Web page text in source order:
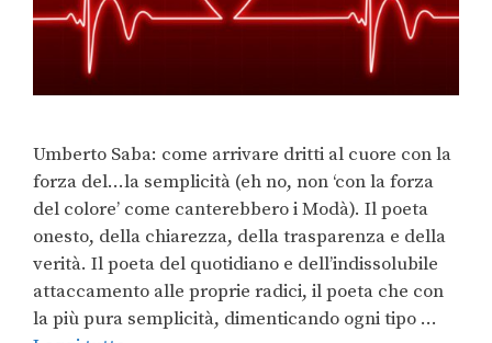
Umberto Saba: come arrivare dritti al cuore con la
forza del…la semplicità (eh no, non ‘con la forza
del colore’ come canterebbero i Modà). Il poeta
onesto, della chiarezza, della trasparenza e della
verità. Il poeta del quotidiano e dell’indissolubile
attaccamento alle proprie radici, il poeta che con
la più pura semplicità, dimenticando ogni tipo …